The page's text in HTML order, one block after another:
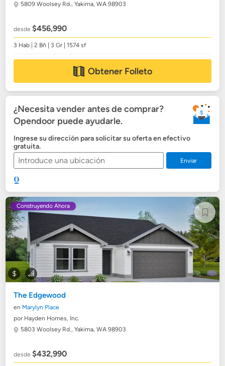
5809 Woolsey Rd.,Yakima, WA 98903
desde$456,990
3 Hab | 2 Bñ | 3 Gr | 1574 sf
Obtener Folleto
¿Necesita vender antes de comprar?
Opendoor puede ayudarle.
Ingrese su dirección para solicitar su oferta en efectivo
gratuita.
Enviar
Construyendo Ahora
The Edgewood
en Marylyn Place
por Hayden Homes, Inc.
5803 Woolsey Rd.,Yakima, WA 98903
desde$432,990